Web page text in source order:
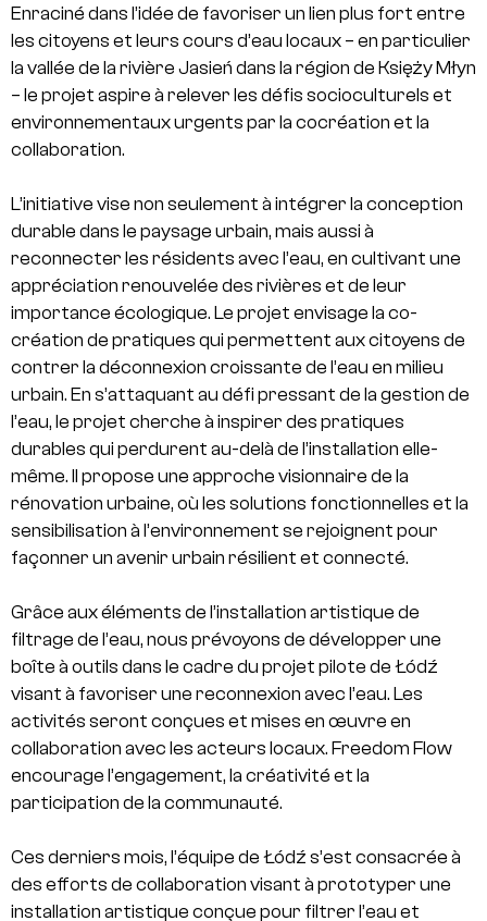
Enraciné dans l’idée de favoriser un lien plus fort entre
les citoyens et leurs cours d’eau locaux – en particulier
la vallée de la rivière Jasień dans la région de Księży Młyn
– le projet aspire à relever les défis socioculturels et
environnementaux urgents par la cocréation et la
collaboration.
L’initiative vise non seulement à intégrer la conception
durable dans le paysage urbain, mais aussi à
reconnecter les résidents avec l’eau, en cultivant une
appréciation renouvelée des rivières et de leur
importance écologique. Le projet envisage la co-
création de pratiques qui permettent aux citoyens de
contrer la déconnexion croissante de l’eau en milieu
urbain. En s’attaquant au défi pressant de la gestion de
l’eau, le projet cherche à inspirer des pratiques
durables qui perdurent au-delà de l’installation elle-
même. Il propose une approche visionnaire de la
rénovation urbaine, où les solutions fonctionnelles et la
sensibilisation à l’environnement se rejoignent pour
façonner un avenir urbain résilient et connecté.
Grâce aux éléments de l’installation artistique de
filtrage de l’eau, nous prévoyons de développer une
boîte à outils dans le cadre du projet pilote de Łódź
visant à favoriser une reconnexion avec l’eau. Les
activités seront conçues et mises en œuvre en
collaboration avec les acteurs locaux. Freedom Flow
encourage l’engagement, la créativité et la
participation de la communauté.
Ces derniers mois, l’équipe de Łódź s’est consacrée à
des efforts de collaboration visant à prototyper une
installation artistique conçue pour filtrer l’eau et